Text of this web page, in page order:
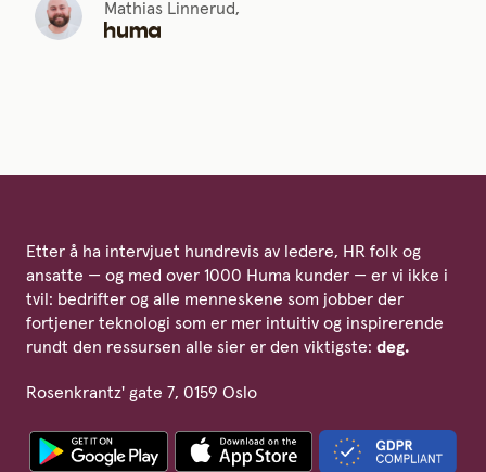
Mathias Linnerud,
Etter å ha intervjuet hundrevis av ledere, HR folk og
ansatte — og med over 1000 Huma kunder — er vi ikke i
tvil: bedrifter og alle menneskene som jobber der
fortjener teknologi som er mer intuitiv og inspirerende
rundt den ressursen alle sier er den viktigste: deg.
Rosenkrantz' gate 7, 0159 Oslo